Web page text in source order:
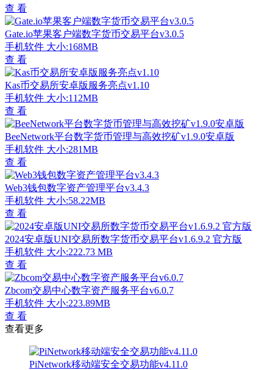
查 看
Gate.io苹果客户端数字货币交易平台v3.0.5
手机软件 大小:168MB
查 看
Kas币交易所安卓版服务亮点v1.10
手机软件 大小:112MB
查 看
BeeNetwork平台数字货币管理与高效挖矿v1.9.0安卓版
手机软件 大小:281MB
查 看
Web3钱包数字资产管理平台v3.4.3
手机软件 大小:58.22MB
查 看
2024安卓版UNI交易所数字货币交易平台v1.6.9.2 官方版
手机软件 大小:222.73 MB
查 看
Zbcom交易中心数字资产服务平台v6.0.7
手机软件 大小:223.89MB
查 看
查看更多
PiNetwork移动端安全交易功能v4.11.0